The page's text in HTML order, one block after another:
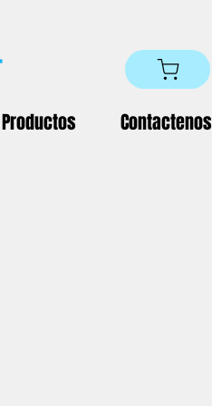
Productos Contactenos